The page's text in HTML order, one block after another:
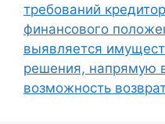
требований
финансового
выявляется
решения, напрямую
возможность